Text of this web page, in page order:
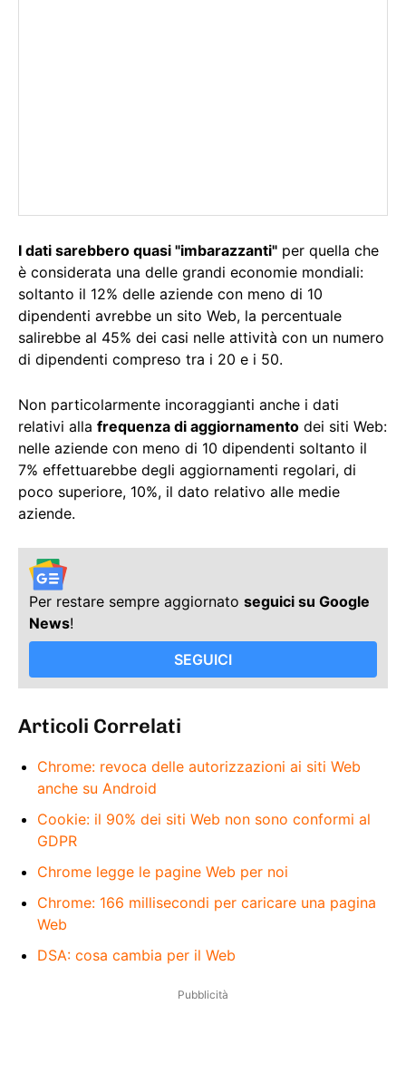
I dati sarebbero quasi "imbarazzanti" per quella che
è considerata una delle grandi economie mondiali:
soltanto il 12% delle aziende con meno di 10
dipendenti avrebbe un sito Web, la percentuale
salirebbe al 45% dei casi nelle attività con un numero
di dipendenti compreso tra i 20 e i 50.
Non particolarmente incoraggianti anche i dati
relativi alla frequenza di aggiornamento dei siti Web:
nelle aziende con meno di 10 dipendenti soltanto il
7% effettuarebbe degli aggiornamenti regolari, di
poco superiore, 10%, il dato relativo alle medie
aziende.
Per restare sempre aggiornato seguici su Google
News!
SEGUICI
Articoli Correlati
Chrome: revoca delle autorizzazioni ai siti Web
anche su Android
Cookie: il 90% dei siti Web non sono conformi al
GDPR
Chrome legge le pagine Web per noi
Chrome: 166 millisecondi per caricare una pagina
Web
DSA: cosa cambia per il Web
Pubblicità